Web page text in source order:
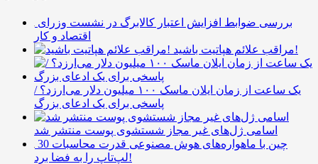
بررسی ضوابط افزایش اعتبار کالابرگ در نشست وزرای
اقتصاد و کار
مراقب علائم هپاتیت باشید!
یک ساعت از زمان ایلان ماسک ۱۰۰ میلیون دلار می‌ارزد؟ /
پاسخی برای یک ادعای بزرگ
اسامی ژل‌های غیر مجاز شستشوی پوست منتشر شد
چین با ماهواره‌های هوش مصنوعی قدرت محاسبات 30
لپ‌تاپ را به فضا برد!